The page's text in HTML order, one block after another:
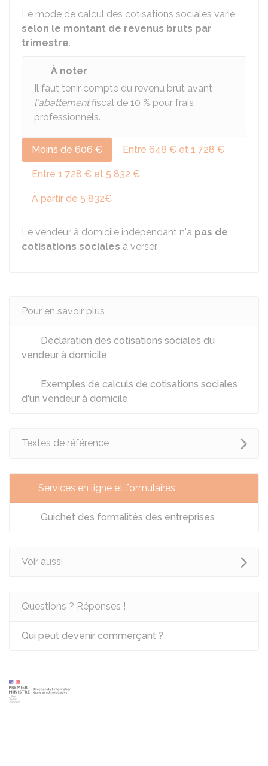
Le mode de calcul des cotisations sociales varie
selon le montant de revenus bruts par
trimestre.
À noter
Il faut tenir compte du revenu brut avant
l'abattementfiscal de 10 % pour frais
professionnels.
Moins de 606 € Entre 648 € et 1 728 €
Entre 1 728 € et 5 832 €
À partir de 5 832€
Le vendeur à domicile indépendant n'a pas de
cotisations sociales à verser.
Pour en savoir plus
Déclaration des cotisations sociales du
vendeur à domicile
Exemples de calculs de cotisations sociales
d'un vendeur à domicile
Textes de référence
Services en ligne et formulaires
Guichet des formalités des entreprises
Voir aussi
Questions ? Réponses !
Qui peut devenir commerçant ?